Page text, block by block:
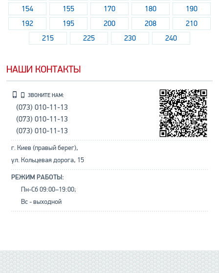
154
155 170 180
190
192
195 200 208
210
215
225 230 240
НАШИ КОНТАКТЫ
ЗВОНИТЕ НАМ:
(073) 010-11-13
(073) 010-11-13
(073) 010-11-13
г. Киев (правый берег),
ул. Кольцевая дорога, 15
РЕЖИМ РАБОТЫ:
Пн-Сб 09:00–19:00;
Вс - выходной